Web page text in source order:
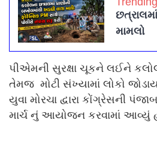
મામલો
પીએમની સુરક્ષા ચૂકને લઈને
તેમજ મોટી સંખ્યામાં લોકો
યુવા મોરચા દ્વારા કોંગ્રેસની
માર્ચ નું આયોજન કરવામાં આવ્યું